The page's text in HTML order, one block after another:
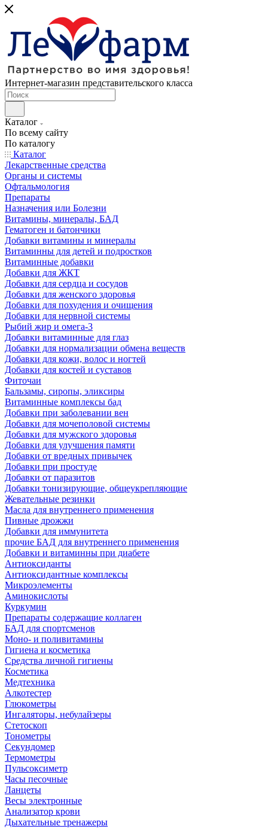
Интернет-магазин представительского класса
Каталог
По всему сайту
По каталогу
Каталог
Лекарственные средства
Органы и системы
Офтальмология
Препараты
Назначения или Болезни
Витамины, минералы, БАД
Гематоген и батончики
Добавки витамины и минералы
Витаминны для детей и подростков
Витаминные добавки
Добавки для ЖКТ
Добавки для сердца и сосудов
Добавки для женского здоровья
Добавки для похудения и очищения
Добавки для нервной системы
Рыбий жир и омега-3
Добавки витаминные для глаз
Добавки для нормализации обмена веществ
Добавки для кожи, волос и ногтей
Добавки для костей и суставов
Фиточаи
Бальзамы, сиропы, эликсиры
Витаминные комплексы бад
Добавки при заболевании вен
Добавки для мочеполовой системы
Добавки для мужского здоровья
Добавки для улучшения памяти
Добавки от вредных привычек
Добавки при простуде
Добавки от паразитов
Добавки тонизирующие, общеукрепляющие
Жевательные резинки
Масла для внутреннего применения
Пивные дрожжи
Добавки для иммунитета
прочие БАД для внутреннего применения
Добавки и витаминны при диабете
Антиоксиданты
Антиоксидантные комплексы
Микроэлементы
Аминокислоты
Куркумин
Препараты содержащие коллаген
БАД для спортсменов
Моно- и поливитамины
Гигиена и косметика
Средства личной гигиены
Косметика
Медтехника
Алкотестер
Глюкометры
Ингаляторы, небулайзеры
Стетоскоп
Тонометры
Секундомер
Термометры
Пульсоксиметр
Часы песочные
Ланцеты
Весы электронные
Анализатор крови
Дыхательные тренажеры